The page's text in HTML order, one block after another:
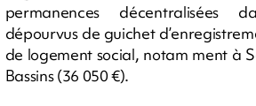
permanences décentralisées
dépourvus de guichet
de logement social, notam ment à
Bassins (36 050 €).